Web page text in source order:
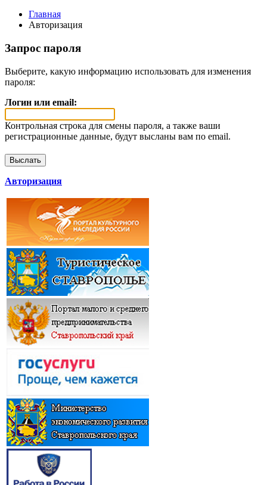
Главная
Авторизация
Запрос пароля
Выберите, какую информацию использовать для изменения
пароля:
Логин или email:
Контрольная строка для смены пароля, а также ваши
регистрационные данные, будут высланы вам по email.
Авторизация